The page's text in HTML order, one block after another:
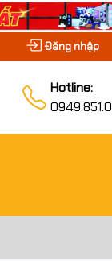
Đăng nhập
Hotline: